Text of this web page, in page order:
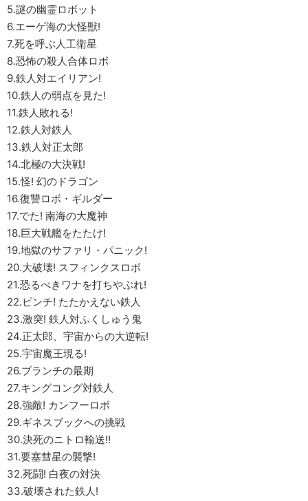
5.謎の幽霊ロボット
6.エーゲ海の大怪獣!
7.死を呼ぶ人工衛星
8.恐怖の殺人合体ロボ
9.鉄人対エイリアン!
10.鉄人の弱点を見た!
11.鉄人敗れる!
12.鉄人対鉄人
13.鉄人対正太郎
14.北極の大決戦!
15.怪! 幻のドラゴン
16.復讐ロボ・ギルダー
17.でた! 南海の大魔神
18.巨大戦艦をたたけ!
19.地獄のサファリ・パニック!
20.大破壊! スフィンクスロボ
21.恐るべきワナを打ちやぶれ!
22.ピンチ! たたかえない鉄人
23.激突! 鉄人対ふくしゅう鬼
24.正太郎、宇宙からの大逆転!
25.宇宙魔王現る!
26.ブランチの最期
27.キングコング対鉄人
28.強敵! カンフーロボ
29.ギネスブックへの挑戦
30.決死のニトロ輸送!!
31.要塞彗星の襲撃!
32.死闘! 白夜の対決
33.破壊された鉄人!